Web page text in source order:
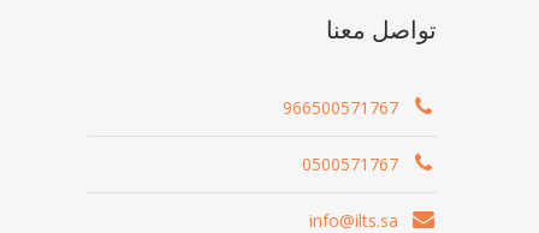
تواصل معنا
966500571767
0500571767
info@ilts.sa